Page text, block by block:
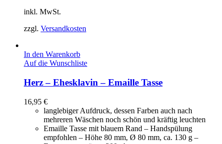
inkl. MwSt.
zzgl. Versandkosten
In den Warenkorb
Auf die Wunschliste
Herz – Ehesklavin – Emaille Tasse
16,95 €
langlebiger Aufdruck, dessen Farben auch nach
mehreren Wäschen noch schön und kräftig leuchten
Emaille Tasse mit blauem Rand – Handspülung
empfohlen – Höhe 80 mm, Ø 80 mm, ca. 130 g –